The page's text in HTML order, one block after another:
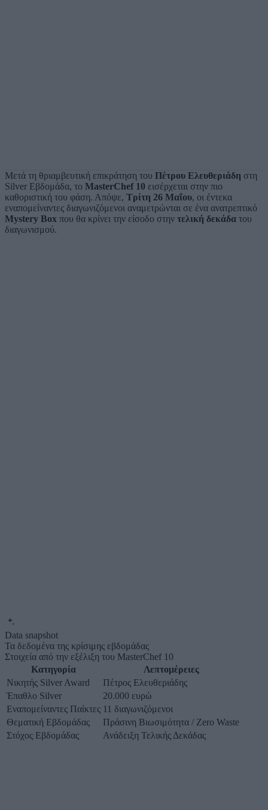
Μετά τη θριαμβευτική επικράτηση του Πέτρου Ελευθεριάδη στη
Silver Εβδομάδα, το MasterChef 10 εισέρχεται στην πιο
καθοριστική του φάση. Απόψε, Τρίτη 26 Μαΐου, οι έντεκα
εναπομείναντες διαγωνιζόμενοι αναμετρώνται σε ένα ανατρεπτικό
Mystery Box που θα κρίνει την είσοδο στην τελική δεκάδα του
διαγωνισμού.
Data snapshot
Τα δεδομένα της κρίσιμης εβδομάδας
Στοιχεία από την εξέλιξη του MasterChef 10
Κατηγορία
Λεπτομέρειες
Νικητής Silver Award
Πέτρος Ελευθεριάδης
Έπαθλο Silver
20.000 ευρώ
Εναπομείναντες Παίκτες 11 διαγωνιζόμενοι
Θεματική Εβδομάδας
Πράσινη Βιωσιμότητα / Zero Waste
Στόχος Εβδομάδας
Ανάδειξη Τελικής Δεκάδας